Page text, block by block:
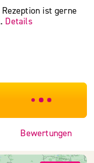
ist gerne
Details
***************
Bewertungen